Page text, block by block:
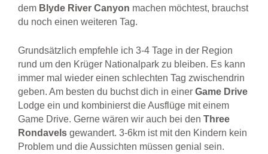
dem Blyde River Canyon machen möchtest, brauchst
du noch einen weiteren Tag.
Grundsätzlich empfehle ich 3-4 Tage in der Region
rund um den Krüger Nationalpark zu bleiben. Es kann
immer mal wieder einen schlechten Tag zwischendrin
geben. Am besten du buchst dich in einer Game Drive
Lodge ein und kombinierst die Ausflüge mit einem
Game Drive. Gerne wären wir auch bei den Three
Rondavels gewandert. 3-6km ist mit den Kindern kein
Problem und die Aussichten müssen genial sein.